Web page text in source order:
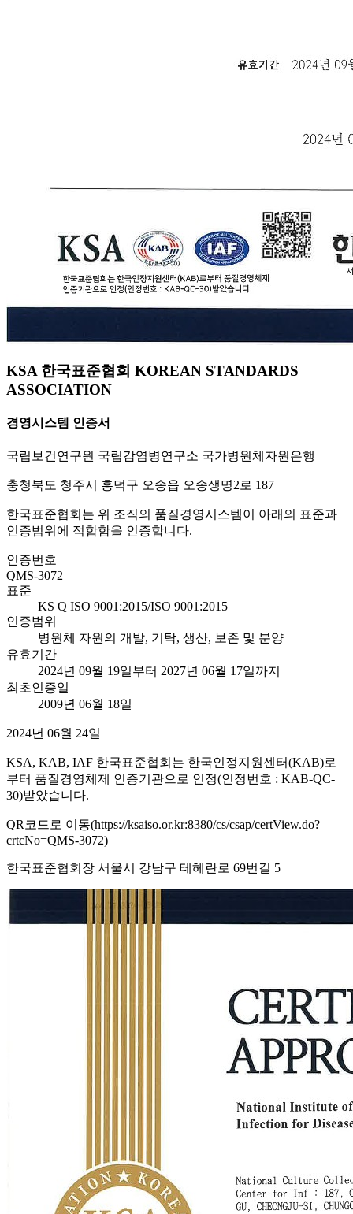
KSA 한국표준협회 KOREAN STANDARDS
ASSOCIATION
경영시스템 인증서
국립보건연구원 국립감염병연구소 국가병원체자원은행
충청북도 청주시 흥덕구 오송읍 오송생명2로 187
한국표준협회는 위 조직의 품질경영시스템이 아래의 표준과
인증범위에 적합함을 인증합니다.
인증번호
QMS-3072
표준
KS Q ISO 9001:2015/ISO 9001:2015
인증범위
병원체 자원의 개발, 기탁, 생산, 보존 및 분양
유효기간
2024년 09월 19일부터 2027년 06월 17일까지
최초인증일
2009년 06월 18일
2024년 06월 24일
KSA, KAB, IAF 한국표준협회는 한국인정지원센터(KAB)로
부터 품질경영체제 인증기관으로 인정(인정번호 : KAB-QC-
30)받았습니다.
QR코드로 이동(https://ksaiso.or.kr:8380/cs/csap/certView.do?
crtcNo=QMS-3072)
한국표준협회장 서울시 강남구 테헤란로 69번길 5